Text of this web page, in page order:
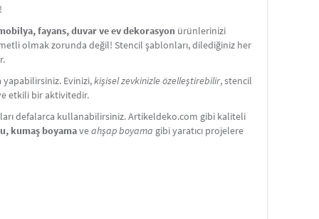
fayans, duvar ve ev dekorasyon ürünlerinizi
olmak zorunda değil! Stencil şablonları, dilediğiniz her
Evinizi,kişisel zevkinizle özelleştirebilir, stencil
etkili bir aktivitedir.
defalarca kullanabilirsiniz. Artikeldeko.com gibi kaliteli
kumaş boyamaveahşap boyama gibi yaratıcı projelere